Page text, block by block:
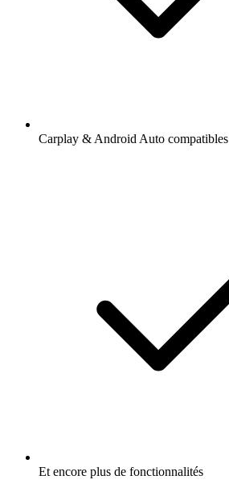
Carplay & Android Auto compatibles
Et encore plus de fonctionnalités